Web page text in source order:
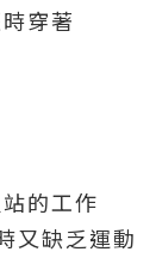
穿著
的工作
又缺乏運動